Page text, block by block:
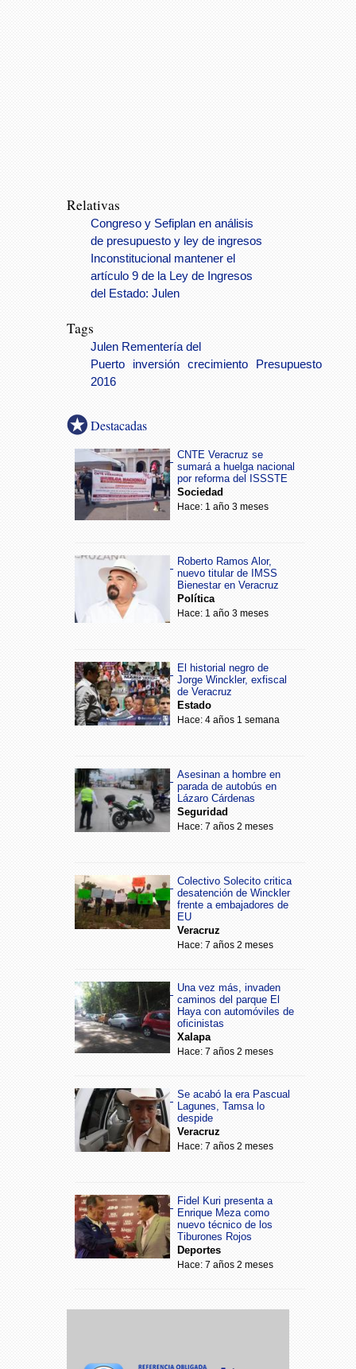
Relativas
Congreso y Sefiplan en análisis
de presupuesto y ley de ingresos
Inconstitucional mantener el
artículo 9 de la Ley de Ingresos
del Estado: Julen
Tags
Julen Rementería del
Puerto
inversión crecimiento
Presupuesto
2016
Destacadas
CNTE Veracruz se
sumará a huelga nacional
por reforma del ISSSTE
Sociedad
Hace: 1 año 3 meses
Roberto Ramos Alor,
nuevo titular de IMSS
Bienestar en Veracruz
Política
Hace: 1 año 3 meses
El historial negro de
Jorge Winckler, exfiscal
de Veracruz
Estado
Hace: 4 años 1 semana
Asesinan a hombre en
parada de autobús en
Lázaro Cárdenas
Seguridad
Hace: 7 años 2 meses
Colectivo Solecito critica
desatención de Winckler
frente a embajadores de
EU
Veracruz
Hace: 7 años 2 meses
Una vez más, invaden
caminos del parque El
Haya con automóviles de
oficinistas
Xalapa
Hace: 7 años 2 meses
Se acabó la era Pascual
Lagunes, Tamsa lo
despide
Veracruz
Hace: 7 años 2 meses
Fidel Kuri presenta a
Enrique Meza como
nuevo técnico de los
Tiburones Rojos
Deportes
Hace: 7 años 2 meses